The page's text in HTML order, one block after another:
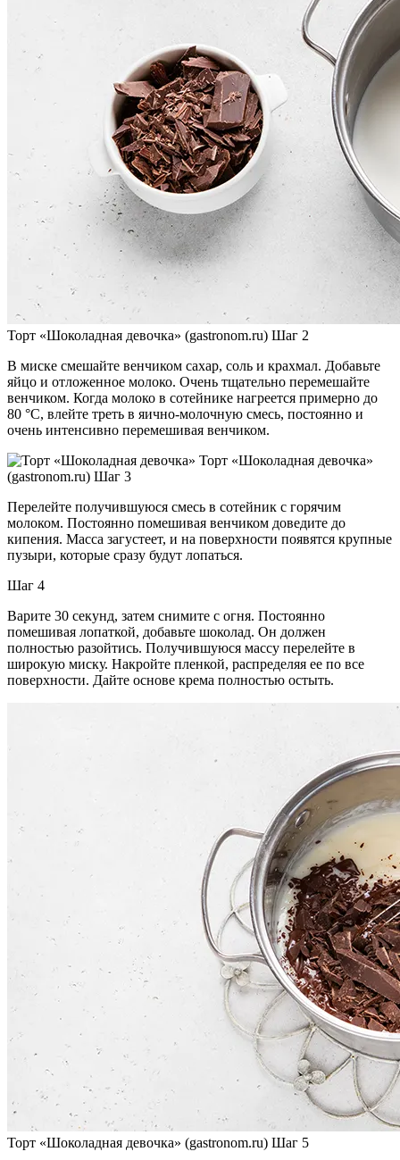
Торт «Шоколадная девочка» (gastronom.ru) Шаг 2
В миске смешайте венчиком сахар, соль и крахмал. Добавьте
яйцо и отложенное молоко. Очень тщательно перемешайте
венчиком. Когда молоко в сотейнике нагреется примерно до
80 °C, влейте треть в яично-молочную смесь, постоянно и
очень интенсивно перемешивая венчиком.
Торт «Шоколадная девочка»
(gastronom.ru) Шаг 3
Перелейте получившуюся смесь в сотейник с горячим
молоком. Постоянно помешивая венчиком доведите до
кипения. Масса загустеет, и на поверхности появятся крупные
пузыри, которые сразу будут лопаться.
Шаг 4
Варите 30 секунд, затем снимите с огня. Постоянно
помешивая лопаткой, добавьте шоколад. Он должен
полностью разойтись. Получившуюся массу перелейте в
широкую миску. Накройте пленкой, распределяя ее по все
поверхности. Дайте основе крема полностью остыть.
Торт «Шоколадная девочка» (gastronom.ru) Шаг 5